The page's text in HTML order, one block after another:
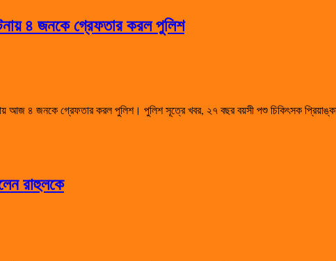
৪ জনকে গ্রেফতার করল পুলিশ
আজ ৪ জনকে গ্রেফতার করল পুলিশ। পুলিশ সূত্রে খবর, ২৭ বছর বয়সী পশু চিকিৎসক
রাহুলকে